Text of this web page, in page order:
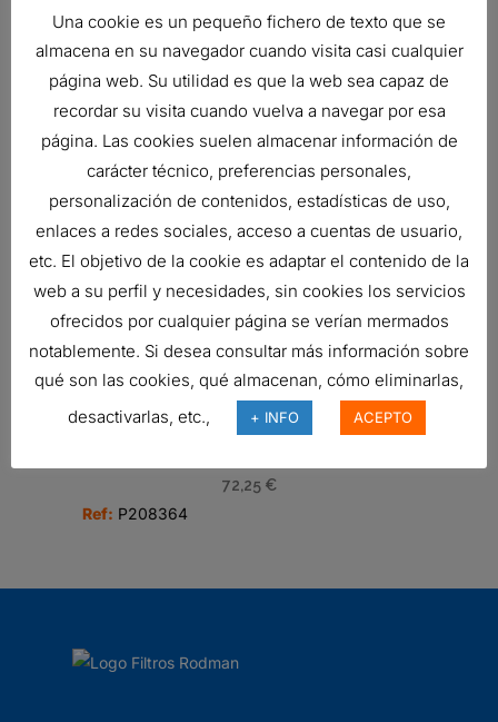
REDUCTOR, 2.5-2 PULG (64-51 MM)
DE-DI
30,97
€
P207389
TUBO DE COLA, 5 PULG (127 MM) DI
X 12 PULG (305 MM
P224617
BAJANTE, RECTO 4 PULG DI X 36
72,25 €
Ref: P208364
Una cookie es un pequeño fichero de texto que se
almacena en su navegador cuando visita casi cualquier
página web. Su utilidad es que la web sea capaz de
recordar su visita cuando vuelva a navegar por esa
página. Las cookies suelen almacenar información de
carácter técnico, preferencias personales,
personalización de contenidos, estadísticas de uso,
enlaces a redes sociales, acceso a cuentas de usuario,
etc. El objetivo de la cookie es adaptar el contenido de la
web a su perfil y necesidades, sin cookies los servicios
ofrecidos por cualquier página se verían mermados
notablemente. Si desea consultar más información sobre
qué son las cookies, qué almacenan, cómo eliminarlas,
desactivarlas, etc.,
+ INFO ACEPTO